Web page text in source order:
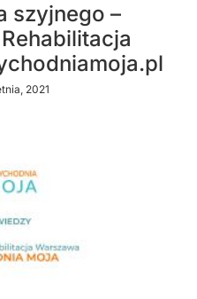
szyjnego –
2021